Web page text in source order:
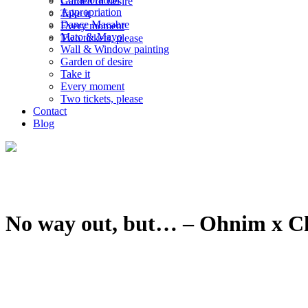
Take it
Every moment
Two tickets, please
Appropriation
Dance Macabre
Mato & Mayo
Wall & Window painting
Garden of desire
Take it
Every moment
Two tickets, please
Contact
Blog
No way out, but… – Ohnim x